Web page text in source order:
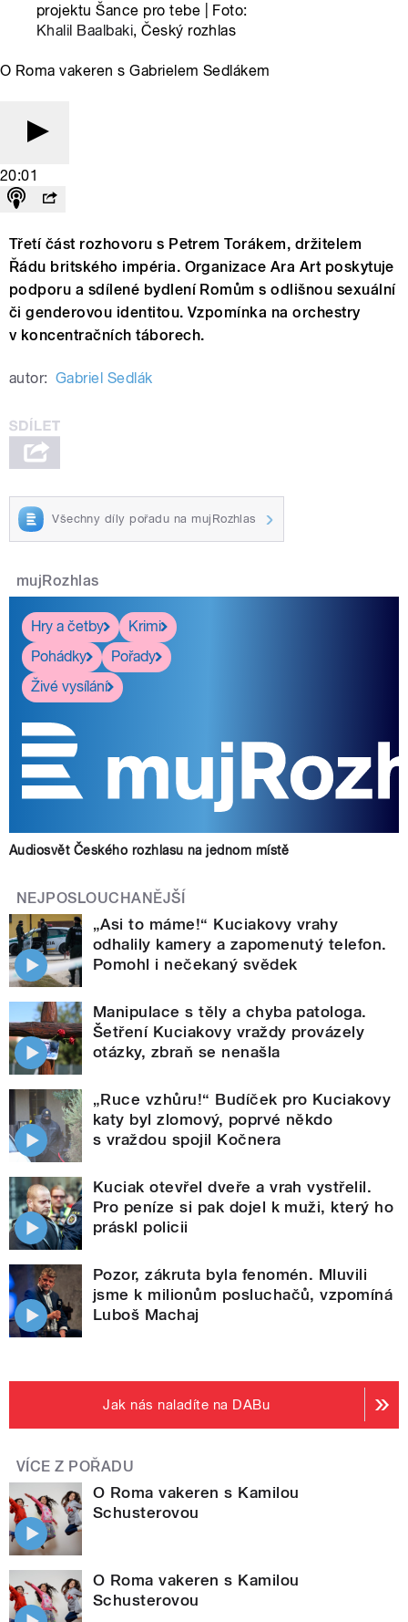
projektu Šance pro tebe | Foto:
Khalil Baalbaki, Český rozhlas
O Roma vakeren s Gabrielem Sedlákem
20:01
Třetí část rozhovoru s Petrem Torákem, držitelem
Řádu britského impéria. Organizace Ara Art poskytuje
podporu a sdílené bydlení Romům s odlišnou sexuální
či genderovou identitou. Vzpomínka na orchestry
v koncentračních táborech.
autor: Gabriel Sedlák
Všechny díly pořadu na mujRozhlas
mujRozhlas
Hry a četby
Krimi
Pohádky
Pořady
Živé vysílání
Audiosvět Českého rozhlasu na jednom místě
NEJPOSLOUCHANĚJŠÍ
„Asi to máme!“ Kuciakovy vrahy
odhalily kamery a zapomenutý telefon.
Pomohl i nečekaný svědek
Manipulace s těly a chyba patologa.
Šetření Kuciakovy vraždy provázely
otázky, zbraň se nenašla
„Ruce vzhůru!“ Budíček pro Kuciakovy
katy byl zlomový, poprvé někdo
s vraždou spojil Kočnera
Kuciak otevřel dveře a vrah vystřelil.
Pro peníze si pak dojel k muži, který ho
práskl policii
Pozor, zákruta byla fenomén. Mluvili
jsme k milionům posluchačů, vzpomíná
Luboš Machaj
Jak nás naladíte na DABu
VÍCE Z POŘADU
O Roma vakeren s Kamilou
Schusterovou
O Roma vakeren s Kamilou
Schusterovou